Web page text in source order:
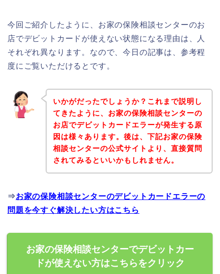
今回ご紹介したように、お家の保険相談センターのお
店でデビットカードが使えない状態になる理由は、人
それぞれ異なります。なので、今日の記事は、参考程
度にご覧いただけるとです。
いかがだったでしょうか？これまで説明し
てきたように、お家の保険相談センターの
お店でデビットカードエラーが発生する原
因は様々あります。後は、下記お家の保険
相談センターの公式サイトより、直接質問
されてみるといいかもしれません。
⇒お家の保険相談センターのデビットカードエラーの
問題を今すぐ解決したい方はこちら
お家の保険相談センターでデビットカー
ドが使えない方はこちらをクリック